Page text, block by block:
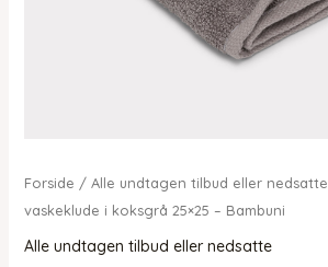
Forside / Alle undtagen tilbud eller nedsatte
vaskeklude i koksgrå 25×25 – Bambuni
Alle undtagen tilbud eller nedsatte